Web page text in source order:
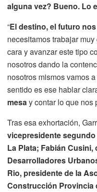
alguna vez? Bueno. Lo
“El destino, el futuro
necesitamos trabajar
cara y avanzar este tipo
nosotros dando la
nosotros mismos vamos
sentido es ese hablar
mesay contar lo que nos
Tras esa exhortación,
vicepresidente
La Plata; Fabián
Desarrolladores
Rio, presidente de la
Construcción Provincia